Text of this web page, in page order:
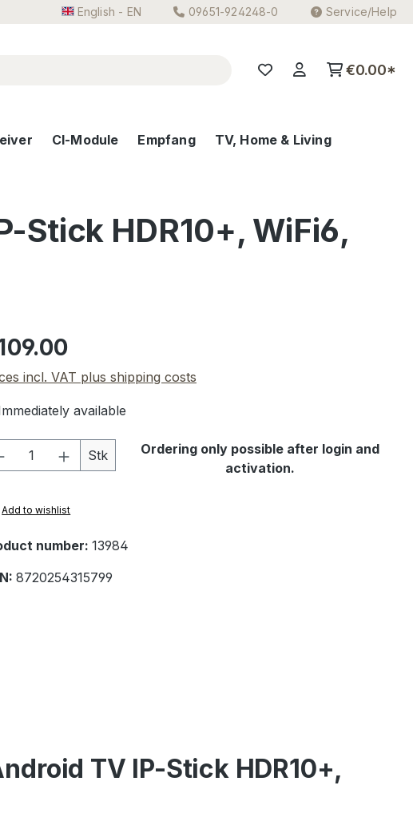
English - EN 09651-924248-0 Service/Help
€0.00*
CI-Module Empfang TV, Home & Living
Stick HDR10+, WiFi6,
price:
incl. VAT plus shipping costs
available
Quantity: Enter the desired amount
Stk
Ordering only possible after login and
activation.
Add to wishlist
number: 13984
8720254315799
TV IP-Stick HDR10+,